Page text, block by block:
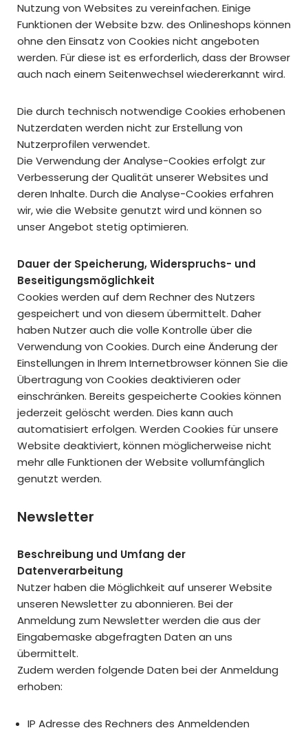
Nutzung von Websites zu vereinfachen. Einige
Funktionen der Website bzw. des Onlineshops können
ohne den Einsatz von Cookies nicht angeboten
werden. Für diese ist es erforderlich, dass der Browser
auch nach einem Seitenwechsel wiedererkannt wird.
Die durch technisch notwendige Cookies erhobenen
Nutzerdaten werden nicht zur Erstellung von
Nutzerprofilen verwendet.
Die Verwendung der Analyse-Cookies erfolgt zur
Verbesserung der Qualität unserer Websites und
deren Inhalte. Durch die Analyse-Cookies erfahren
wir, wie die Website genutzt wird und können so
unser Angebot stetig optimieren.
Dauer der Speicherung, Widerspruchs- und
Beseitigungsmöglichkeit
Cookies werden auf dem Rechner des Nutzers
gespeichert und von diesem übermittelt. Daher
haben Nutzer auch die volle Kontrolle über die
Verwendung von Cookies. Durch eine Änderung der
Einstellungen in Ihrem Internetbrowser können Sie die
Übertragung von Cookies deaktivieren oder
einschränken. Bereits gespeicherte Cookies können
jederzeit gelöscht werden. Dies kann auch
automatisiert erfolgen. Werden Cookies für unsere
Website deaktiviert, können möglicherweise nicht
mehr alle Funktionen der Website vollumfänglich
genutzt werden.
Newsletter
Beschreibung und Umfang der
Datenverarbeitung
Nutzer haben die Möglichkeit auf unserer Website
unseren Newsletter zu abonnieren. Bei der
Anmeldung zum Newsletter werden die aus der
Eingabemaske abgefragten Daten an uns
übermittelt.
Zudem werden folgende Daten bei der Anmeldung
erhoben:
IP Adresse des Rechners des Anmeldenden